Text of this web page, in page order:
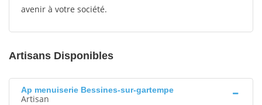
avenir à votre société.
Artisans Disponibles
Ap menuiserie Bessines-sur-gartempe
Artisan